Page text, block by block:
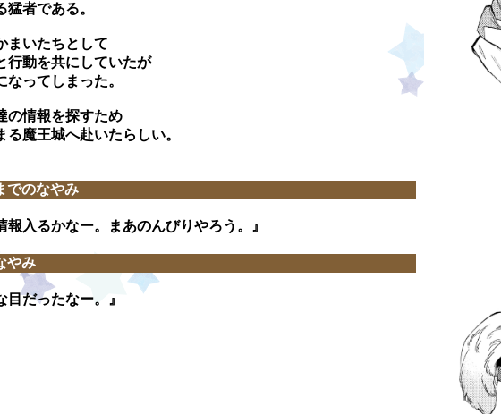
猛者である。
まいたちとして
行動を共にしていたが
なってしまった。
の情報を探すため
る魔王城へ赴いたらしい。
でのなやみ
報入るかなー。まあのんびりやろう。』
やみ
目だったなー。』